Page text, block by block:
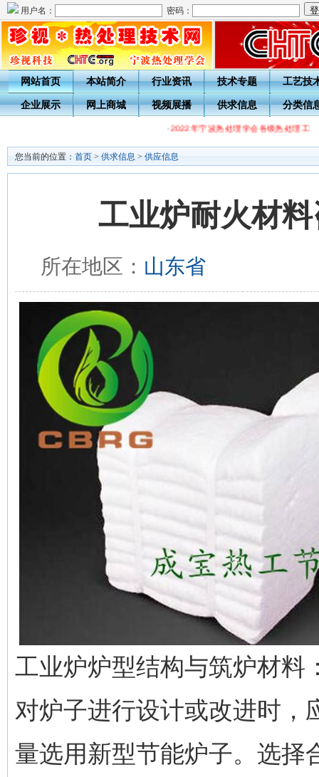
用户名： 密码：
网站首页 本站简介 行业资讯 技术专题 工艺技
企业展示 网上商城 视频展播 供求信息 分类信
2022年宁波热处理学会各级热处理工培
您当前的位置： 首页 > 供求信息 > 供应信息
工业炉耐火材
所在地区： 山东省
工业炉炉型结构与筑炉材料
对炉子进行设计或改进时，
量选用新型节能炉子。选择